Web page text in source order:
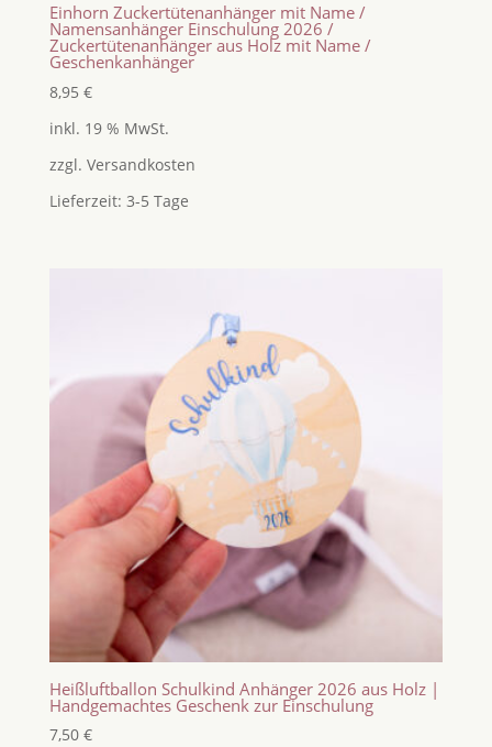
Einhorn Zuckertütenanhänger mit Name /
Namensanhänger Einschulung 2026 /
Zuckertütenanhänger aus Holz mit Name /
Geschenkanhänger
8,95 €
inkl. 19 % MwSt.
zzgl. Versandkosten
Lieferzeit: 3-5 Tage
Heißluftballon Schulkind Anhänger 2026 aus Holz |
Handgemachtes Geschenk zur Einschulung
7,50 €